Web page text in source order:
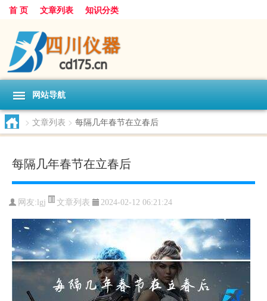
首 页 文章列表 知识分类
网站导航
> 文章列表 > 每隔几年春节在立春后
每隔几年春节在立春后
网友: lgj 文章列表 2024-02-12 06:21:24